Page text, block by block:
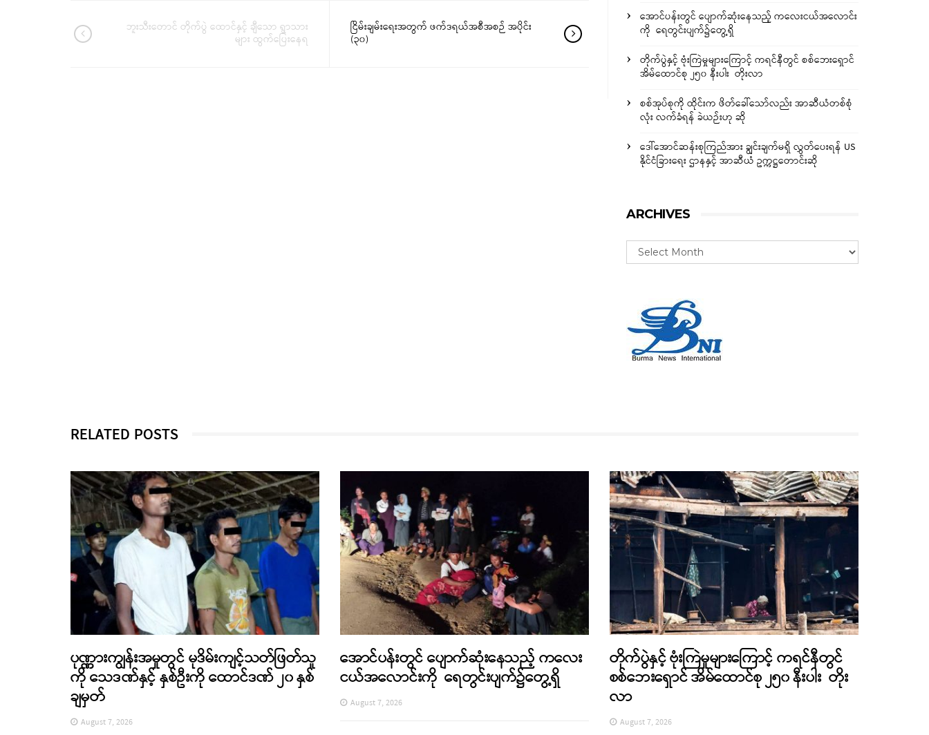
ဘူးသီးတောင် တိုက်ပွဲ ထောင်နှင့် ချီသော ရွာသား
များ ထွက်ပြေးနေရ
ငြိမ်းချမ်းရေးအတွက် ဖက်ဒရယ်အစီအစဉ် အပိုင်း
(၃၀)
အောင်ပန်းတွင် ပျောက်ဆုံးနေသည့် ကလေးငယ်အလောင်း
ကို ရေတွင်းပျက်၌တွေ့ရှိ
တိုက်ပွဲနှင့် ဗုံးကြဲမှုများကြောင့် ကရင်နီတွင် စစ်ဘေးရှောင်
အိမ်ထောင်စု ၂၅၀ နီးပါး တိုးလာ
စစ်အုပ်စုကို ထိုင်းက ဖိတ်ခေါ်သော်လည်း အာဆီယံတစ်စုံ
လုံး လက်ခံရန် ခဲယဉ်းဟု ဆို
ဒေါ်အောင်ဆန်းစုကြည်အား ချွင်းချက်မရှိ လွှတ်ပေးရန် US
နိုင်ငံခြားရေး ဌာနနှင့် အာဆီယံ ဥက္ကဋ္ဌတောင်းဆို
ARCHIVES
RELATED POSTS
ပုဏ္ဏားကျွန်းအမှုတွင် မုဒိမ်းကျင့်သတ်ဖြတ်သူ
ကို သေဒဏ်နှင့် နှစ်ဦးကို ထောင်ဒဏ် ၂၀ နှစ်
ချမှတ်
August 7, 2026
အောင်ပန်းတွင် ပျောက်ဆုံးနေသည့် ကလေး
ငယ်အလောင်းကို ရေတွင်းပျက်၌တွေ့ရှိ
August 7, 2026
တိုက်ပွဲနှင့် ဗုံးကြဲမှုများကြောင့် ကရင်နီတွင်
စစ်ဘေးရှောင် အိမ်ထောင်စု ၂၅၀ နီးပါး တိုး
လာ
August 7, 2026